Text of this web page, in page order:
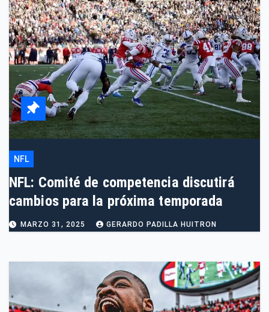
NFL
NFL: Comité de competencia discutirá
cambios para la próxima temporada
MARZO 31, 2025 GERARDO PADILLA HUITRON